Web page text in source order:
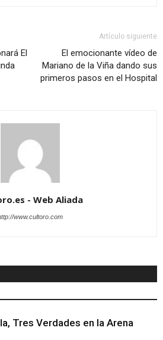
El
Artículo siguiente
El emocionante vídeo de
Mariano de la Viña dando sus
primeros pasos en el Hospital
- Web Aliada
www.cultoro.com
Tres Verdades en la Arena